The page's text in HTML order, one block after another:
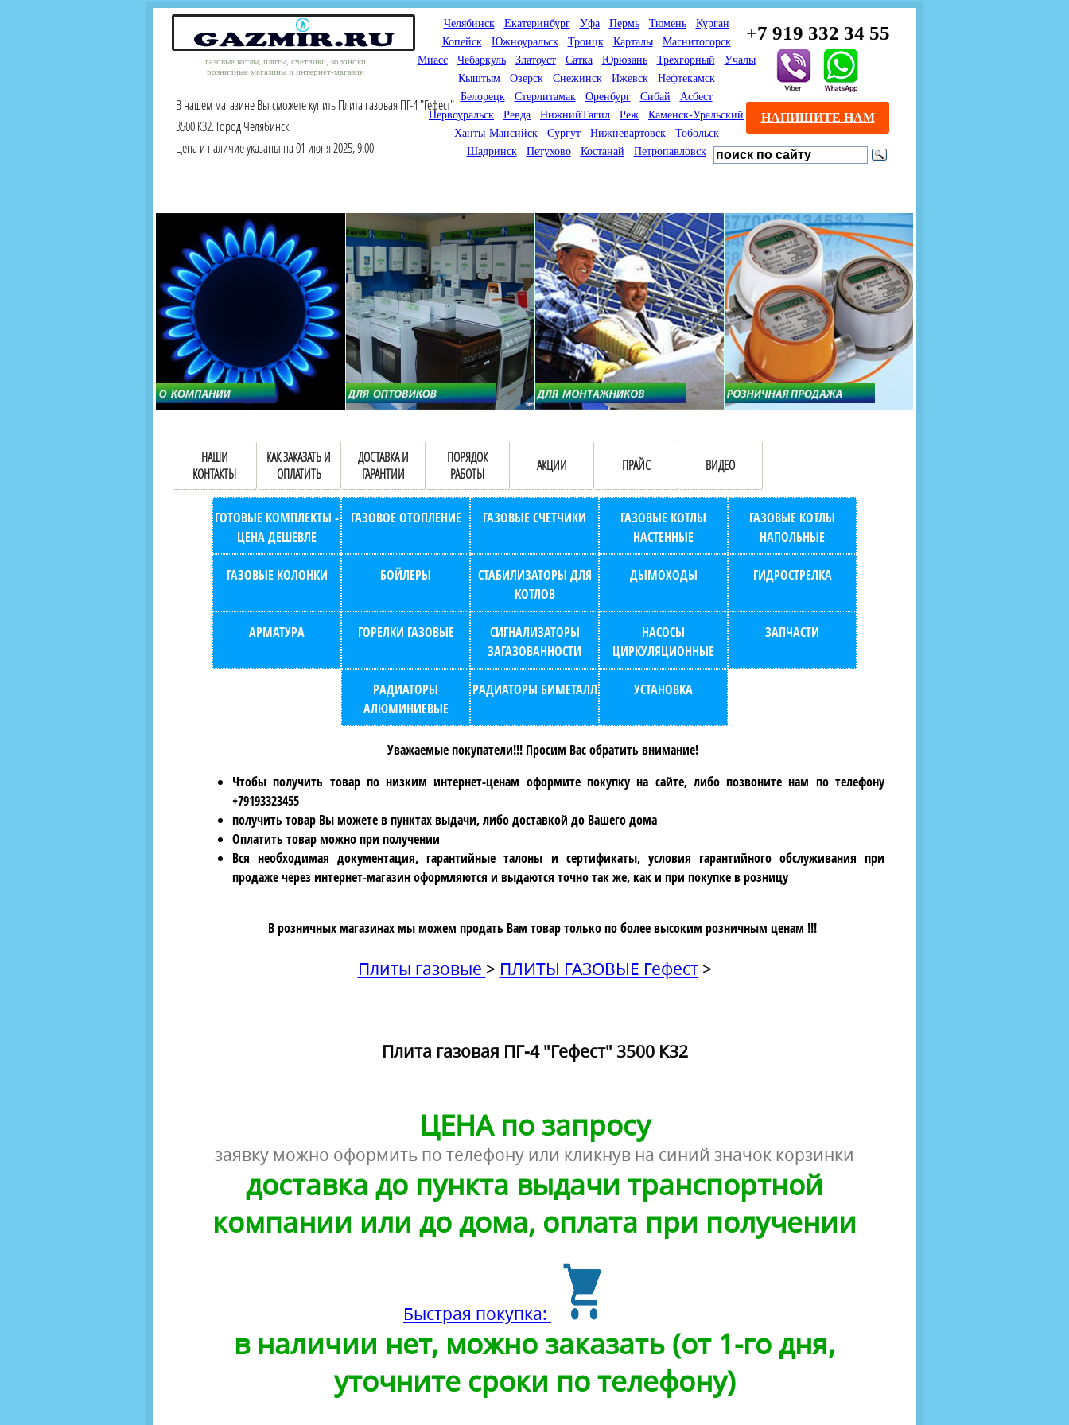
газовые котлы, плиты, счетчики, колоноки
розничные магазины и интернет-магазин
+7 919 332 34 55
Челябинск Екатеринбург Уфа Пермь Тюмень
Курган
Копейск
Южноуральск Троицк Карталы
Магнитогорск
Миасс
Чебаркуль Златоуст Сатка Юрюзань Трехгорный
Учалы
Кыштым
Озерск Снежинск Ижевск
Нефтекамск
Белорецк
Стерлитамак Оренбург Сибай
Асбест
Первоуральск
Ревда НижнийТагил Реж
Каменск-Уральский
Ханты-Мансийск
Сургут Нижневартовск
Тобольск
Шадринск
Петухово Костанай Петропавловск
В нашем магазине Вы сможете купить Плита газовая ПГ-4 "Гефест"
3500 К32. Город Челябинск
Цена и наличие указаны на 01 июня 2025, 9:00
НАПИШИТЕ НАМ
Мы продаем газовые котлы
для отопления,
водонагреватели, счетчики
газа с доставкой по городам
России и Казахстана
Мы специализируемся на
снабжении магазинов
газового оборудования.
Предлагаем полный
ассортимент товара для
открытия магазина газового
оборудования в Вашем
городе. Мы знаем что будет
продаваться.
Предлагаем взаимовыгодное
сотрудничество
монтажникам газового
оборудования. Если Вы
занимаетесь установкой
газового оборудования, мы
предлагаем Вам оптовые
цены и документарное
сопровождение Ваших
продаж (берем всю
бухгалтерию "на себя")
НАШИ
КОНТАКТЫ
КАК ЗАКАЗАТЬ И
ОПЛАТИТЬ
ДОСТАВКА И
ГАРАНТИИ
ПОРЯДОК
РАБОТЫ
АКЦИИ ПРАЙС ВИДЕО
ГОТОВЫЕ КОМПЛЕКТЫ -
ЦЕНА ДЕШЕВЛЕ
ГАЗОВОЕ ОТОПЛЕНИЕ ГАЗОВЫЕ СЧЕТЧИКИ
ГАЗОВЫЕ КОТЛЫ
НАСТЕННЫЕ
ГАЗОВЫЕ КОТЛЫ
НАПОЛЬНЫЕ
ГАЗОВЫЕ КОЛОНКИ БОЙЛЕРЫ
СТАБИЛИЗАТОРЫ ДЛЯ
КОТЛОВ
ДЫМОХОДЫ ГИДРОСТРЕЛКА
АРМАТУРА ГОРЕЛКИ ГАЗОВЫЕ
СИГНАЛИЗАТОРЫ
ЗАГАЗОВАННОСТИ
НАСОСЫ
ЦИРКУЛЯЦИОННЫЕ
ЗАПЧАСТИ
РАДИАТОРЫ
АЛЮМИНИЕВЫЕ
РАДИАТОРЫ БИМЕТАЛЛ УСТАНОВКА
Уважаемые покупатели!!! Просим Вас обратить внимание!
Чтобы получить товар по низким интернет-ценам оформите покупку на сайте, либо позвоните нам по телефону
+79193323455
получить товар Вы можете в пунктах выдачи, либо доставкой до Вашего дома
Оплатить товар можно при получении
Вся необходимая документация, гарантийные талоны и сертификаты, условия гарантийного обслуживания при
продаже через интернет-магазин оформляются и выдаются точно так же, как и при покупке в розницу
В розничных магазинах мы можем продать Вам товар только по более высоким розничным ценам !!!
Плиты газовые > ПЛИТЫ ГАЗОВЫЕ Гефест>
Плита газовая ПГ-4 "Гефест" 3500 К32
ЦЕНА по запросу
заявку можно оформить по телефону или кликнув на синий значок корзинки
доставка до пункта выдачи транспортной
компании или до дома, оплата при получении
Быстрая покупка:
в наличии нет, можно заказать (от 1-го дня,
уточните сроки по телефону)